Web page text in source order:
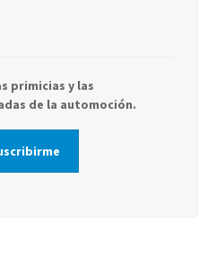
primicias y las
de la automoción.